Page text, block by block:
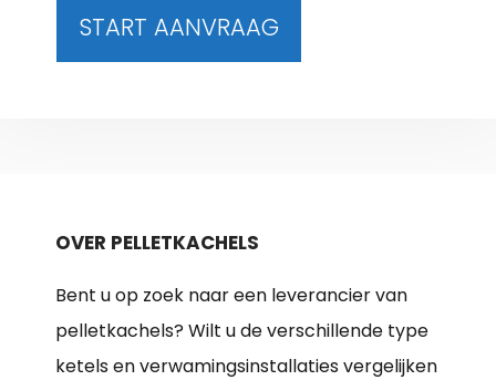
START AANVRAAG
OVER PELLETKACHELS
Bent u op zoek naar een leverancier van
pelletkachels? Wilt u de verschillende type
ketels en verwamingsinstallaties vergelijken